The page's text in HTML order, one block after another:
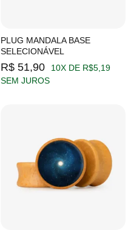
PLUG MANDALA BASE
SELECIONÁVEL
R$ 51,90
10X DE R$5,19
SEM JUROS